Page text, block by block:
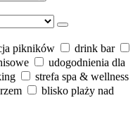
pikników
drink bar
udogodnienia dla
strefa spa & wellness
blisko plaży nad